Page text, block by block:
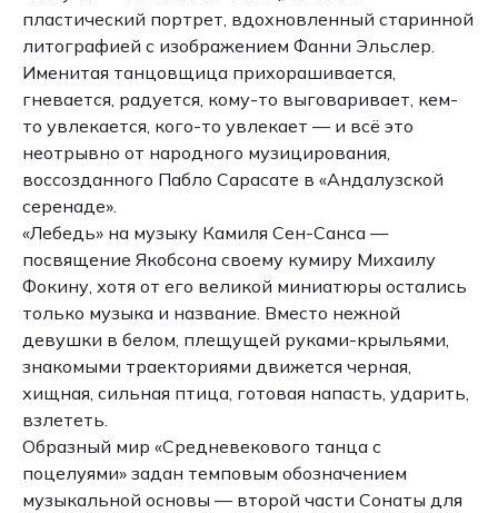
пластический портрет, вдохновленный старинной
литографией с изображением Фанни Эльслер.
Именитая танцовщица прихорашивается,
гневается, радуется, кому-то выговаривает, кем-
то увлекается, кого-то увлекает — и всё это
неотрывно от народного музицирования,
воссозданного Пабло Сарасате в «Андалузской
серенаде».
«Лебедь» на музыку Камиля Сен-Санса —
посвящение Якобсона своему кумиру Михаилу
Фокину, хотя от его великой миниатюры остались
только музыка и название. Вместо нежной
девушки в белом, плещущей руками-крыльями,
знакомыми траекториями движется черная,
хищная, сильная птица, готовая напасть, ударить,
взлететь.
Образный мир «Средневекового танца с
поцелуями» задан темповым обозначением
музыкальной основы — второй части Сонаты для